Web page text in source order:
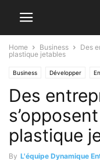
Home Business
Des
plastique jetables
Business Développer
Des
plastique
By L'équipe Dynamique